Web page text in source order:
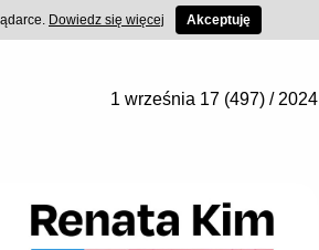
1 września 17 (497) / 2024
Dowiedz się więcej Akceptuję